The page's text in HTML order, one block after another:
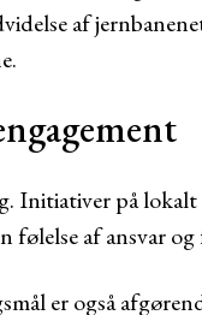
af
på lokalt
følelse af ansvar
er også